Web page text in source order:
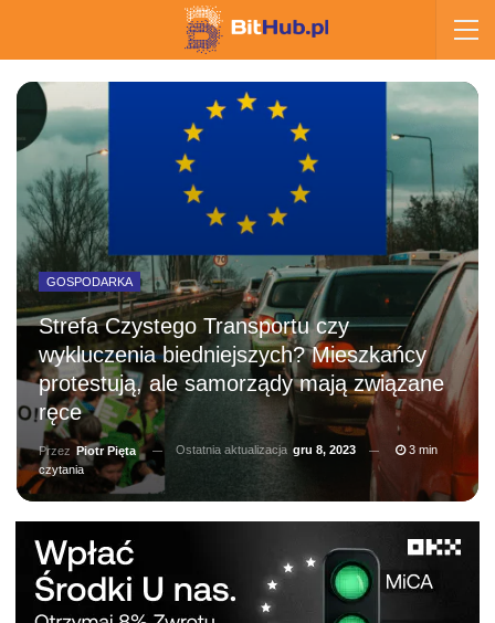
GOSPODARKA
Strefa Czystego Transportu czy
wykluczenia biedniejszych? Mieszkańcy
protestują, ale samorządy mają związane
ręce
Przez Piotr Pięta Ostatnia aktualizacja gru 8, 2023
3 min
czytania